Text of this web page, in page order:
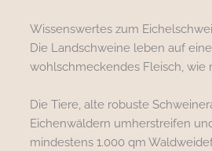
Wissenswertes zum
Die Landschweine leben auf
wohlschmeckendes Fleisch,
Die Tiere, alte robuste
Eichenwäldern umherstreifen
mindestens 1.000 qm